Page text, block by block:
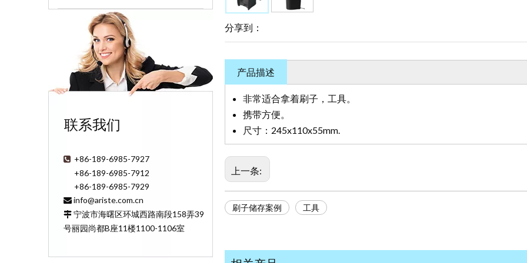
联系我们
 +86-189-6985-7927
+86-189-6985-7912
+86-189-6985-7929
 info@ariste.com.cn
 宁波市海曙区环城西路南段158弄39
号丽园尚都B座11楼1100-1106室
分享到：
产品描述
非常适合拿着刷子，工具。
携带方便。
尺寸：245x110x55mm.
上一条:
刷子储存案例 工具